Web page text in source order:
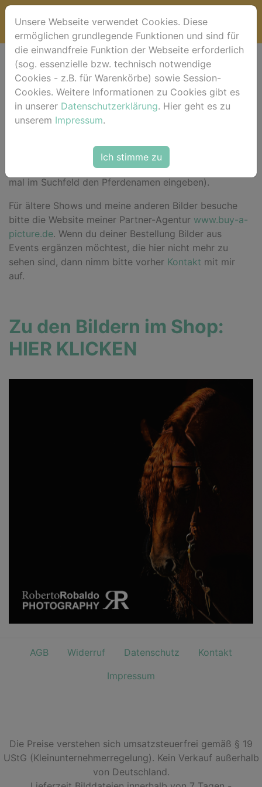
Willkommen bei
horse-foto.de !
findest du für das aktuelle Event deine
Bilder sortiert nach Pferdenamen (alternativ einfach
mal im Suchfeld den Pferdenamen eingeben).
Für ältere Shows und meine anderen Bilder besuche
bitte die Website meiner Partner-Agentur www.buy-a-
picture.de. Wenn du deiner Bestellung Bilder aus
Events ergänzen möchtest, die hier nicht mehr zu
sehen sind, dann nimm bitte vorher Kontakt mit mir
auf.
Zu den Bildern im Shop:
HIER KLICKEN
Unsere Webseite verwendet Cookies. Diese
ermöglichen grundlegende Funktionen und sind für
die einwandfreie Funktion der Webseite erforderlich
(sog. essenzielle bzw. technisch notwendige
Cookies - z.B. für Warenkörbe) sowie Session-
Cookies. Weitere Informationen zu Cookies gibt es
in unserer Datenschutzerklärung. Hier geht es zu
unserem Impressum.
Ich stimme zu
AGB Widerruf Datenschutz
Kontakt
Impressum
Die Preise verstehen sich umsatzsteuerfrei gemäß § 19
UStG (Kleinunternehmerregelung). Kein Verkauf außerhalb
von Deutschland.